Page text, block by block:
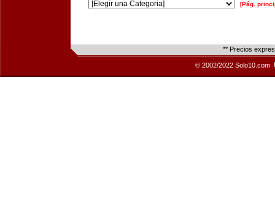
[Pág.
** Precios
© 2002/2022 Solo10.com